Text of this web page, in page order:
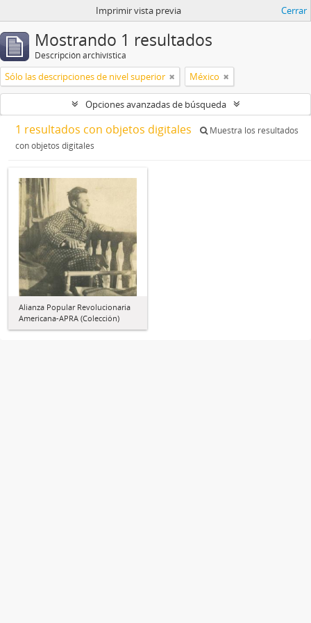
Imprimir vista previa Cerrar
Mostrando 1 resultados
Descripción archivística
Sólo las descripciones de nivel superior México
Opciones avanzadas de búsqueda
1 resultados con objetos digitales
Muestra los resultados
con objetos digitales
Alianza Popular Revolucionaria
Americana-APRA (Colección)